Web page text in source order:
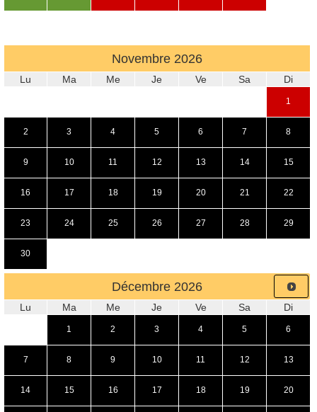
Novembre 2026
Lu Ma Me Je Ve Sa Di
1
2 3 4 5 6 7 8
9 10 11 12 13 14 15
16 17 18 19 20 21 22
23 24 25 26 27 28 29
30
Décembre 2026
Lu Ma Me Je Ve Sa Di
1 2 3 4 5 6
7 8 9 10 11 12 13
14 15 16 17 18 19 20